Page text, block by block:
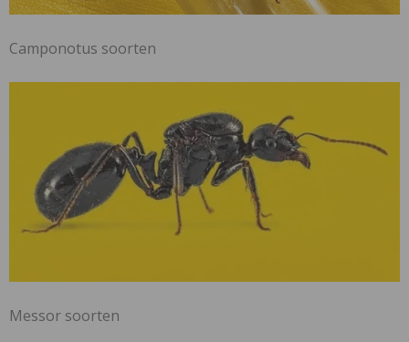
Camponotus soorten
Messor soorten